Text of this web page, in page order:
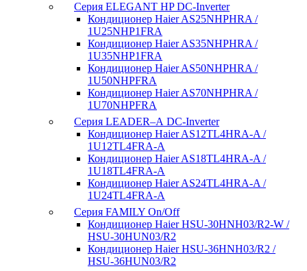
Серия ELEGANT HP DC-Inverter
Кондиционер Haier AS25NHPHRA /
1U25NHP1FRA
Кондиционер Haier AS35NHPHRA /
1U35NHP1FRA
Кондиционер Haier AS50NHPHRA /
1U50NHPFRA
Кондиционер Haier AS70NHPHRA /
1U70NHPFRA
Серия LEADER–А DC-Inverter
Кондиционер Haier AS12TL4HRA-A /
1U12TL4FRA-A
Кондиционер Haier AS18TL4HRA-A /
1U18TL4FRA-A
Кондиционер Haier AS24TL4HRA-A /
1U24TL4FRA-A
Серия FAMILY On/Off
Кондиционер Haier HSU-30HNH03/R2-W /
HSU-30HUN03/R2
Кондиционер Haier HSU-36HNH03/R2 /
HSU-36HUN03/R2